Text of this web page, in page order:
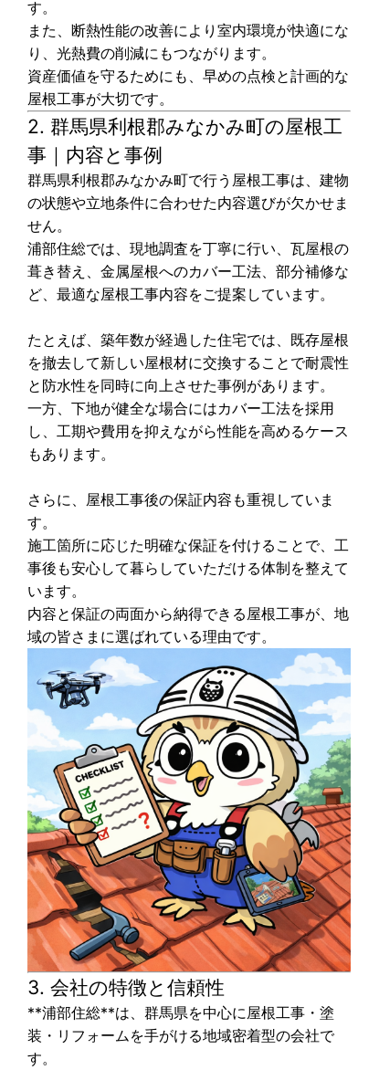
す。
また、断熱性能の改善により室内環境が快適にな
り、光熱費の削減にもつながります。
資産価値を守るためにも、早めの点検と計画的な
屋根工事が大切です。
2. 群馬県利根郡みなかみ町の屋根工
事｜内容と事例
群馬県利根郡みなかみ町で行う屋根工事は、建物
の状態や立地条件に合わせた内容選びが欠かせま
せん。
浦部住総では、現地調査を丁寧に行い、瓦屋根の
葺き替え、金属屋根へのカバー工法、部分補修な
ど、最適な屋根工事内容をご提案しています。
たとえば、築年数が経過した住宅では、既存屋根
を撤去して新しい屋根材に交換することで耐震性
と防水性を同時に向上させた事例があります。
一方、下地が健全な場合にはカバー工法を採用
し、工期や費用を抑えながら性能を高めるケース
もあります。
さらに、屋根工事後の保証内容も重視していま
す。
施工箇所に応じた明確な保証を付けることで、工
事後も安心して暮らしていただける体制を整えて
います。
内容と保証の両面から納得できる屋根工事が、地
域の皆さまに選ばれている理由です。
3. 会社の特徴と信頼性
**浦部住総**は、群馬県を中心に屋根工事・塗
装・リフォームを手がける地域密着型の会社で
す。